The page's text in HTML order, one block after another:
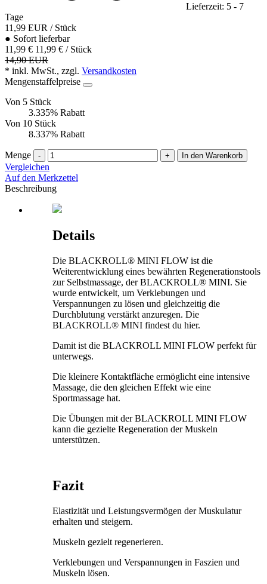
Lieferzeit: 5 - 7
Tage
11,99 EUR / Stück
● Sofort lieferbar
11,99 € 11,99 € / Stück
14,90 EUR
* inkl. MwSt., zzgl. Versandkosten
Mengenstaffelpreise
Von 5 Stück
3.335% Rabatt
Von 10 Stück
8.337% Rabatt
Menge - + In den Warenkorb
Vergleichen
Auf den Merkzettel
Beschreibung
Details
Die BLACKROLL® MINI FLOW ist die
Weiterentwicklung eines bewährten Regenerationstools
zur Selbstmassage, der BLACKROLL® MINI. Sie
wurde entwickelt, um Verklebungen und
Verspannungen zu lösen und gleichzeitig die
Durchblutung verstärkt anzuregen. Die
BLACKROLL® MINI findest du hier.
Damit ist die BLACKROLL MINI FLOW perfekt für
unterwegs.
Die kleinere Kontaktfläche ermöglicht eine intensive
Massage, die den gleichen Effekt wie eine
Sportmassage hat.
Die Übungen mit der BLACKROLL MINI FLOW
kann die gezielte Regeneration der Muskeln
unterstützen.
Fazit
Elastizität und Leistungsvermögen der Muskulatur
erhalten und steigern.
Muskeln gezielt regenerieren.
Verklebungen und Verspannungen in Faszien und
Muskeln lösen.